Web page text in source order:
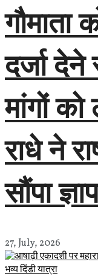
गौमाता
दर्जा देने
मांगों
राधे ने
सौंपा
27, July, 2026